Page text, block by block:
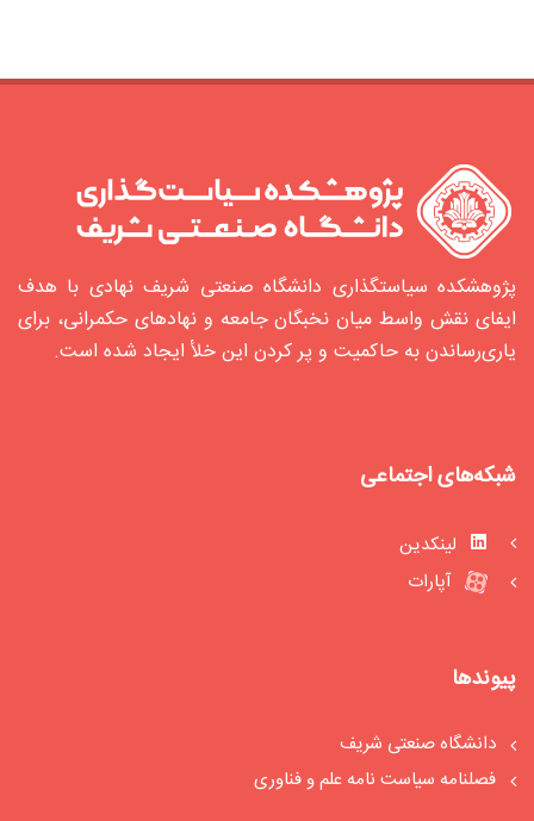
پژوهشکده سیاستگذاری دانشگاه صنعتی شریف نهادی با هدف
ایفای نقش واسط میان نخبگان جامعه و نهادهای حکمرانی، برای
یاری‌رساندن به حاکمیت و پر کردن این خلأ ایجاد شده‌ است.
شبکه‌های اجتماعی
لینکدین
آپارات
پیوندها
دانشگاه صنعتی شریف
فصلنامه سیاست‏ نامه علم و فناوری